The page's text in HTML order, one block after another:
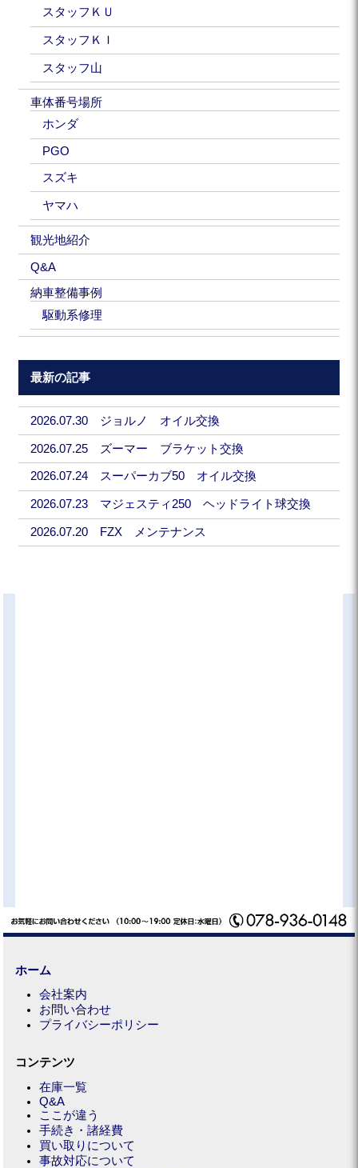
スタッフＫＵ
スタッフＫＩ
スタッフ山
車体番号場所
ホンダ
PGO
スズキ
ヤマハ
観光地紹介
Q&A
納車整備事例
駆動系修理
最新の記事
2026.07.30 ジョルノ オイル交換
2026.07.25 ズーマー ブラケット交換
2026.07.24 スーパーカブ50 オイル交換
2026.07.23 マジェスティ250 ヘッドライト球交換
2026.07.20 FZX メンテナンス
ホーム
会社案内
お問い合わせ
プライバシーポリシー
コンテンツ
在庫一覧
Q&A
ここが違う
手続き・諸経費
買い取りについて
事故対応について